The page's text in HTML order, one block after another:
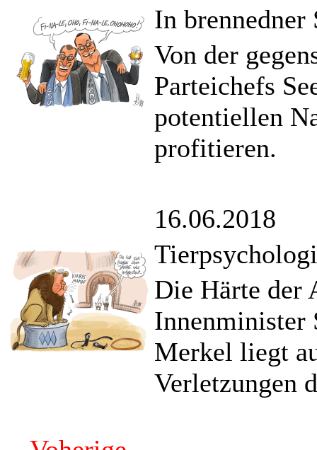
In brennedner
Von der
Parteichefs
potentiellen
profitieren.
16.06.2018
Die Härte der
Innenminister
Merkel liegt
Verletzungen